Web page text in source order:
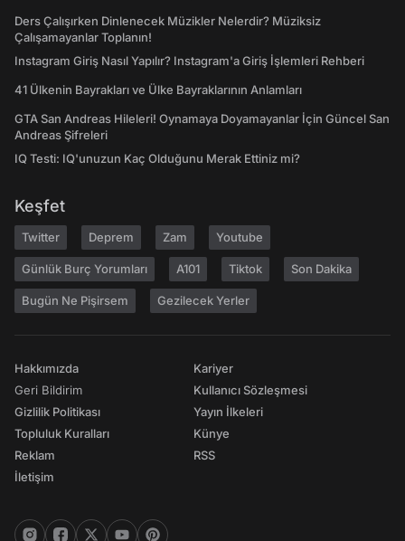
Ders Çalışırken Dinlenecek Müzikler Nelerdir? Müziksiz
Çalışamayanlar Toplanın!
Instagram Giriş Nasıl Yapılır? Instagram'a Giriş İşlemleri Rehberi
41 Ülkenin Bayrakları ve Ülke Bayraklarının Anlamları
GTA San Andreas Hileleri! Oynamaya Doyamayanlar İçin Güncel San
Andreas Şifreleri
IQ Testi: IQ'unuzun Kaç Olduğunu Merak Ettiniz mi?
Keşfet
Twitter Deprem Zam Youtube
Günlük Burç Yorumları A101 Tiktok Son Dakika
Bugün Ne Pişirsem Gezilecek Yerler
Hakkımızda
Geri Bildirim
Gizlilik Politikası
Topluluk Kuralları
Reklam
İletişim
Kariyer
Kullanıcı Sözleşmesi
Yayın İlkeleri
Künye
RSS